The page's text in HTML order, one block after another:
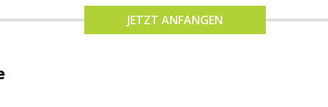
JETZT ANFANGEN